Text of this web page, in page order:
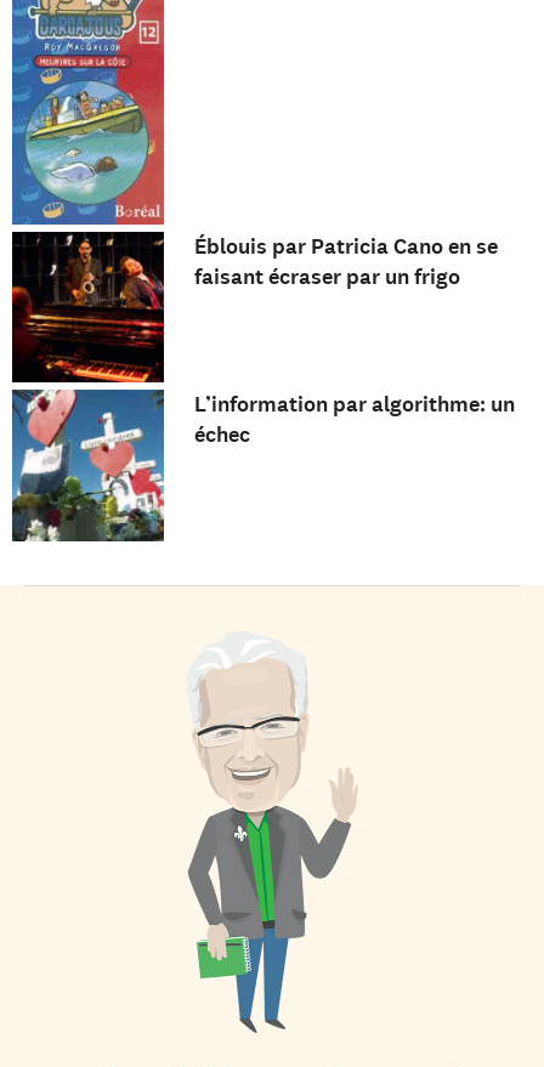
Éblouis par Patricia Cano en se
faisant écraser par un frigo
L’information par algorithme: un
échec